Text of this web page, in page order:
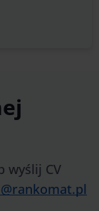
wyślij CV